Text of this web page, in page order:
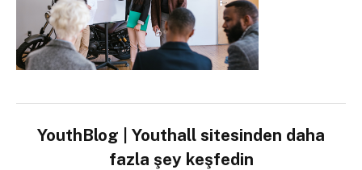
YouthBlog | Youthall sitesinden daha
fazla şey keşfedin